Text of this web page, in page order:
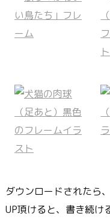
ダウンロードされたら
UP頂けると、書き続け